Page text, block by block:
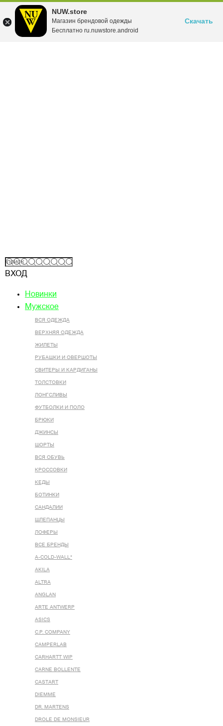
NUW.store
Магазин брендовой одежды
Бесплатно ru.nuwstore.android
Скачать
ВХОД
Новинки
Мужское
ВСЯ ОДЕЖДА
ВЕРХНЯЯ ОДЕЖДА
ЖИЛЕТЫ
РУБАШКИ И ОВЕРШОТЫ
СВИТЕРЫ И КАРДИГАНЫ
ТОЛСТОВКИ
ЛОНГСЛИВЫ
ФУТБОЛКИ И ПОЛО
БРЮКИ
ДЖИНСЫ
ШОРТЫ
ВСЯ ОБУВЬ
КРОССОВКИ
КЕДЫ
БОТИНКИ
САНДАЛИИ
ШЛЕПАНЦЫ
ЛОФЕРЫ
ВСЕ БРЕНДЫ
A-COLD-WALL*
AKILA
ALTRA
ANGLAN
ARTE ANTWERP
ASICS
C.P. COMPANY
CAMPERLAB
CARHARTT WIP
CARNE BOLLENTE
CASTART
DIEMME
DR. MARTENS
DROLE DE MONSIEUR